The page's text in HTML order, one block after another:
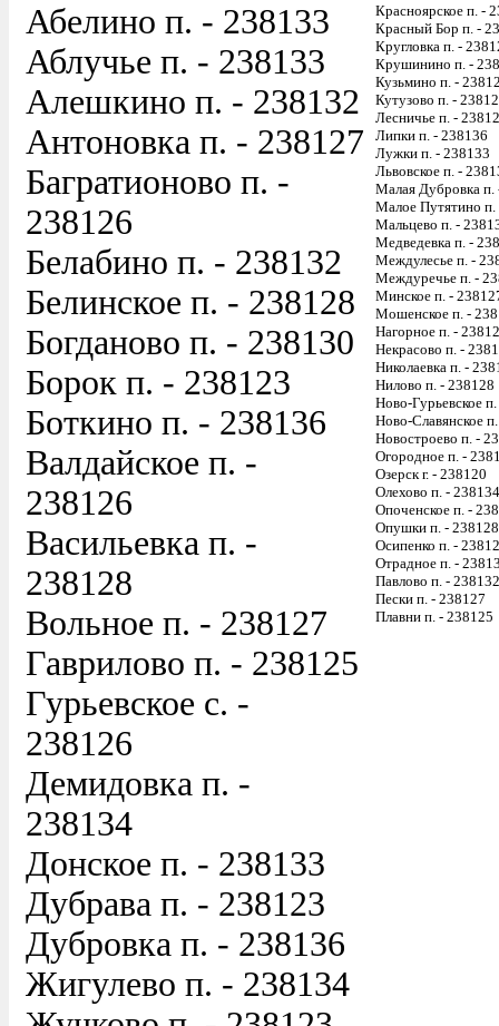
Абелино п. - 238133
Аблучье п. - 238133
Алешкино п. - 238132
Антоновка п. - 238127
Багратионово п. -
238126
Белабино п. - 238132
Белинское п. - 238128
Богданово п. - 238130
Борок п. - 238123
Боткино п. - 238136
Валдайское п. -
238126
Васильевка п. -
238128
Вольное п. - 238127
Гаврилово п. - 238125
Гурьевское с. -
238126
Демидовка п. -
238134
Донское п. - 238133
Дубрава п. - 238123
Дубровка п. - 238136
Жигулево п. - 238134
Красноярское п. -
Красный Бор п. -
Кругловка п. -
Крушинино п. -
Кузьмино п. -
Кутузово п. -
Лесничье п. -
Липки п. - 238136
Лужки п. - 238133
Львовское п. -
Малая Дубровка п.
Малое Путятино п.
Мальцево п. -
Медведевка п. -
Междулесье п. -
Междуречье п. -
Минское п. -
Мошенское п. -
Нагорное п. -
Некрасово п. -
Николаевка п. -
Нилово п. - 238128
Ново-Гурьевское
Ново-Славянское
Новостроево п. -
Огородное п. -
Озерск г. - 238120
Олехово п. - 238134
Опоченское п. -
Опушки п. - 238128
Осипенко п. -
Отрадное п. -
Павлово п. - 238132
Пески п. - 238127
Плавни п. - 238125